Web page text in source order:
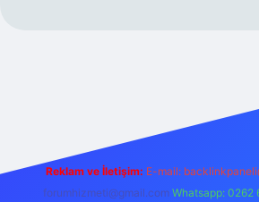
Reklam ve İletişim: E-mail:
forumhizmeti@gmail.com Whatsapp: 0262